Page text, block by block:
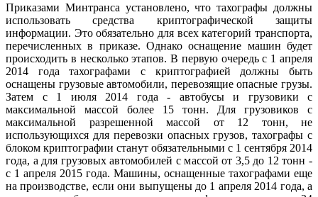
Приказами Минтранса установлено, что тахографы должны
использовать средства криптографической защиты
информации. Это обязательно для всех категорий транспорта,
перечисленных в приказе. Однако оснащение машин будет
происходить в несколько этапов. В первую очередь с 1 апреля
2014 года тахографами с криптографией должны быть
оснащены грузовые автомобили, перевозящие опасные грузы.
Затем с 1 июля 2014 года - автобусы и грузовики с
максимальной массой более 15 тонн. Для грузовиков с
максимальной разрешенной массой от 12 тонн, не
использующихся для перевозки опасных грузов, тахографы с
блоком криптографии станут обязательными с 1 сентября 2014
года, а для грузовых автомобилей с массой от 3,5 до 12 тонн -
с 1 апреля 2015 года. Машины, оснащенные тахографами еще
на производстве, если они выпущены до 1 апреля 2014 года, а